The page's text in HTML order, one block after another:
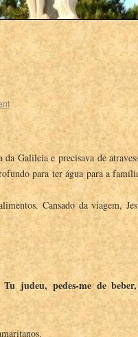
Galileia e precisava de
para ter água para a
Cansado da viagem,
Tu judeu, pedes-me de